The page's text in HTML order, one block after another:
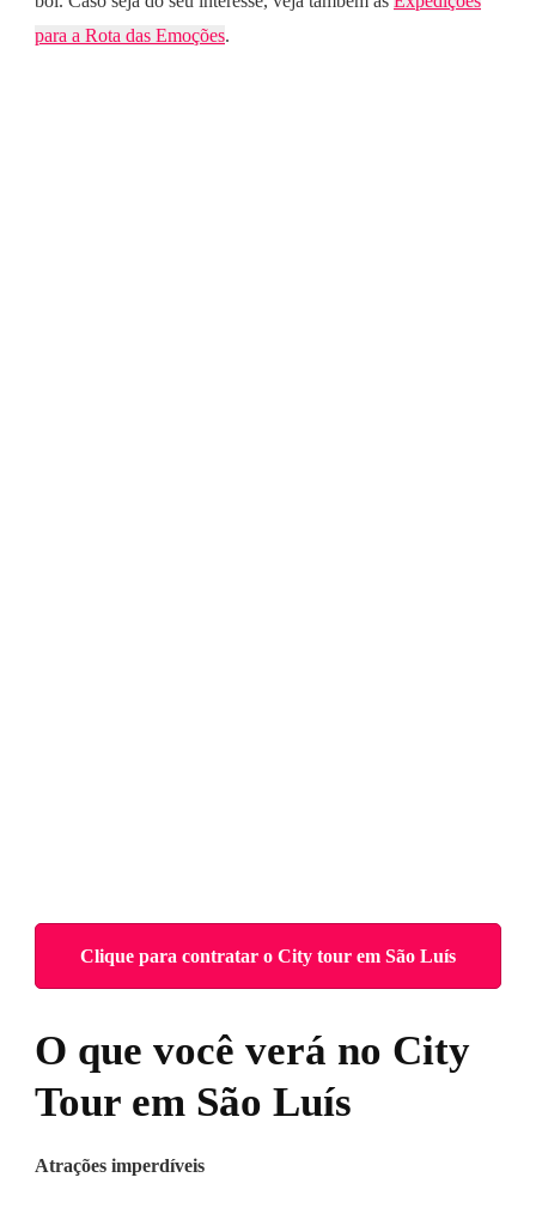
para a Rota das Emoções.
Clique para contratar o City tour em São Luís
O que você verá no City
Tour em São Luís
Atrações imperdíveis